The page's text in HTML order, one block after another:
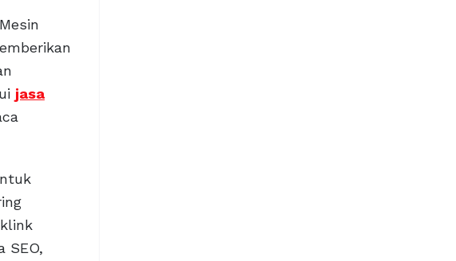
jasa
SEO,